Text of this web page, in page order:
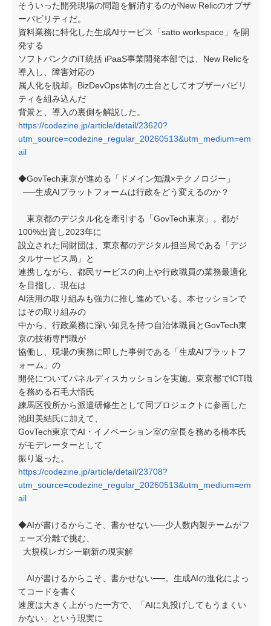
そういった開発現場の問題を解消するのがNew Relicのオブザ
ーバビリティだ。
資料業務に特化した生成AIサービス「satto workspace」を開
発する
ソフトバンクのIT統括 iPaaS事業開発本部では、New Relicを
導入し、障害対応の
属人化を脱却。BizDevOps体制の土台としてオブザーバビリ
ティを組み込んだ
背景と、導入の裏側を解説した。
https://codezine.jp/article/detail/23620?
utm_source=codezine_regular_20260513&utm_medium=em
ail
◆GovTech東京が進める「ドメイン知識×テクノロジー」
──生成AIプラットフォームは行政をどう変えるのか？
東京都のデジタル化を牽引する「GovTech東京」。都が
100%出資し2023年に
設立された同財団は、東京都のデジタル担当局である「デジ
タルサービス局」と
連携しながら、都民サービスの向上や行政職員の業務最適化
を目指し、現在は
AI活用の取り組みも強力に推し進めている。本セッションで
はその取り組みの
中から、行政業務に深い知見を持つ自治体職員とGovTech東
京の技術専門職が
協働し、現場の実務に即した事例である「生成AIプラットフ
ォーム」の
開発についてパネルディスカッションを実施。東京都でICT職
を務める石毛大悟氏
練馬区役所から派遣研修生として同プロジェクトに参画した
池田美結氏に加えて、
GovTech東京でAI・イノベーション室の室長を務める橋本氏
がモデレーターとして
振り返った。
https://codezine.jp/article/detail/23708?
utm_source=codezine_regular_20260513&utm_medium=em
ail
◆AIが書けるからこそ、書かせない──少人数内製チームがフ
ェーズ分離で挑む、
大規模レガシー刷新の現実解
AIが書けるからこそ、書かせない──。生成AIの進化によっ
てコードを書く
速度は大きく上がった一方で、「AIに丸投げしてもうまくい
かない」という現実に